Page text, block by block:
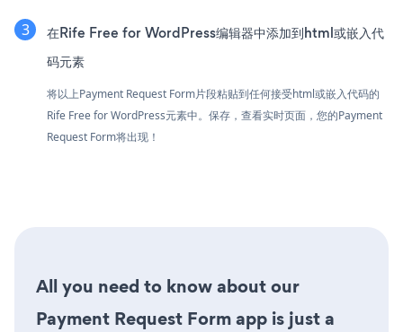
在Rife Free for WordPress编辑器中添加到html或嵌入代
码元素
将以上Payment Request Form片段粘贴到任何接受html或嵌入代码的
Rife Free for WordPress元素中。保存，查看实时页面，您的Payment
Request Form将出现！
All you need to know about our
Payment Request Form app is just a